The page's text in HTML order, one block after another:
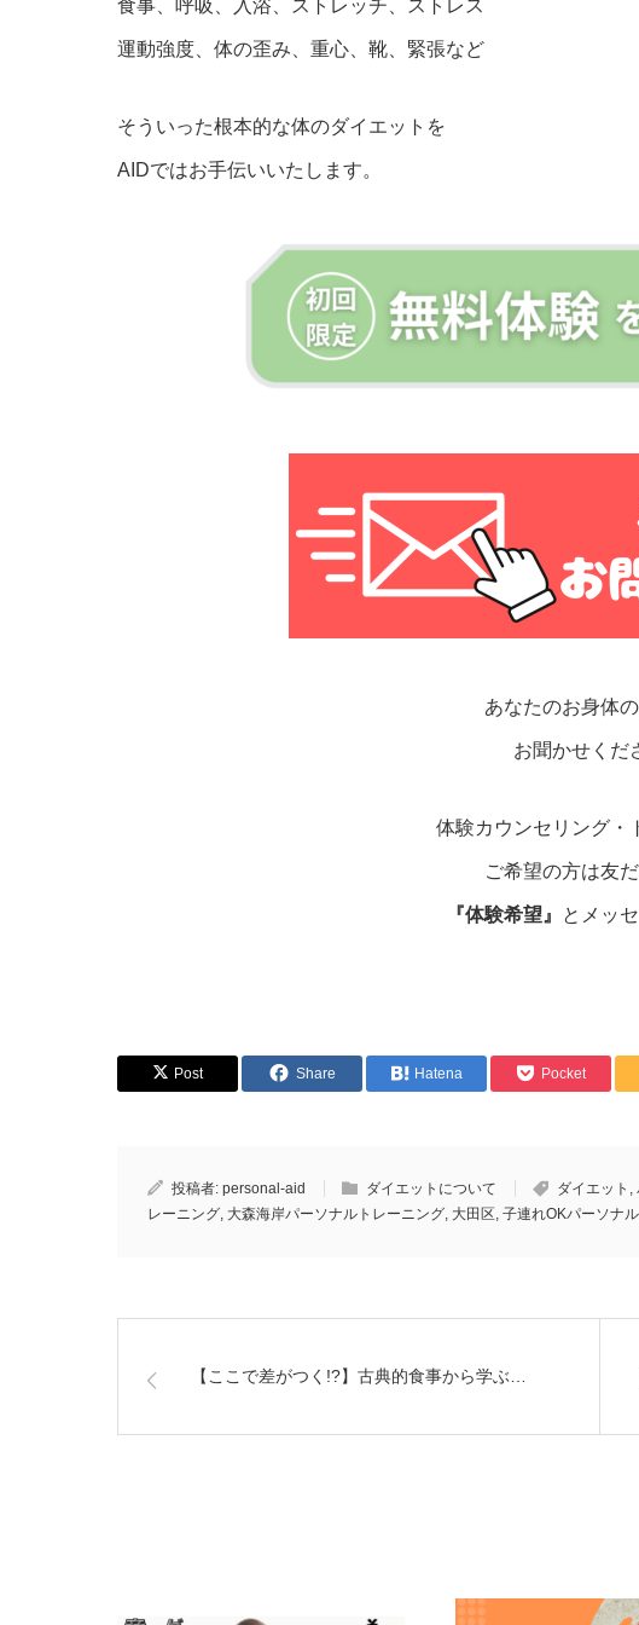
食事、呼吸、入浴、ストレッチ、ストレス
運動強度、体の歪み、重心、靴、緊張など
そういった根本的な体のダイエットを
AIDではお手伝いいたします。
あなたのお身体
お聞かせくだ
体験カウンセリング・
ご希望の方は友
『体験希望』 とメッ
Post Share Hatena Pocket
投稿者: personal-aid ダイエットについて ダイエット ,
レーニング, 大森海岸パーソナルトレーニング, 大田区, 子連れOKパーソナ
【ここで差がつく!?】古典的食事から学ぶ…